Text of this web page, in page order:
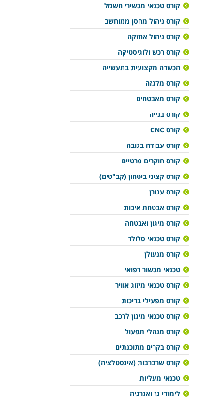
קורס טכנאי מכשירי חשמל
קורס ניהול מחסן ממוחשב
קורס ניהול אחזקה
קורס רכש ולוגיסטיקה
הכשרה מקצועית בתעשייה
קורס מלגזה
קורס מאבטחים
קורס בנייה
קורס CNC
קורס עבודה בגובה
קורס חוקרים פרטיים
קורס קציני ביטחון (קב"טים)
קורס עגורן
קורס אבטחת איכות
קורס מיגון ואבטחה
קורס טכנאי סלולר
קורס מנעולן
טכנאי מכשור רפואי
קורס טכנאי מיזוג אוויר
קורס מפעילי בריכות
קורס טכנאי מיגון לרכב
קורס מנהלי תפעול
קורס בקרים מתוכנתים
קורס שרברבות (אינסטלציה)
טכנאי מעליות
לימודי גז ואנרגיה